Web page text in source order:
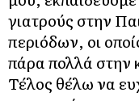
γιατρούς στην
περιόδων, οι
πάρα πολλά στην
Τέλος θέλω να